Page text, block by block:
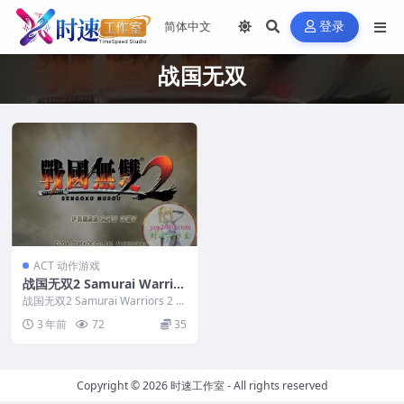
登录
战国无双
ACT 动作游戏
战国无双2 Samurai Warrior
s 2 MAC游戏
战国无双2 Samurai Warriors 2 M
3 年前 72 35
Copyright © 2026时速工作室- All rights reserved